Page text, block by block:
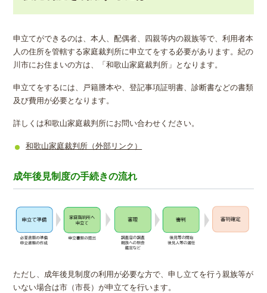
申立てができるのは、本人、配偶者、四親等内の親族等で、利用者本
人の住所を管轄する家庭裁判所に申立てをする必要があります。紀の
川市にお住まいの方は、「和歌山家庭裁判所」となります。
申立てをするには、戸籍謄本や、登記事項証明書、診断書などの書類
及び費用が必要となります。
詳しくは和歌山家庭裁判所にお問い合わせください。
和歌山家庭裁判所（外部リンク）
成年後見制度の手続きの流れ
ただし、成年後見制度の利用が必要な方で、申し立てを行う親族等が
いない場合は市（市長）が申立てを行います。